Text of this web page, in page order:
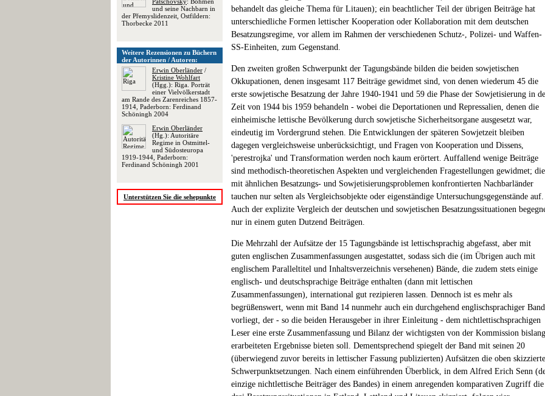
und seine Nachbarn in
der Přemyslidenzeit, Ostfildern:
Thorbecke 2011
Weitere Rezensionen zu Büchern
der Autorinnen / Autoren:
Erwin Oberländer /
Kristine Wohlfart
(Hgg.): Riga. Porträt
einer Vielvölkerstadt
am Rande des Zarenreiches 1857-
1914, Paderborn: Ferdinand
Schöningh 2004
Erwin Oberländer
(Hg.): Autoritäre
Regime in Ostmittel-
und Südosteuropa
1919-1944, Paderborn:
Ferdinand Schöningh 2001
Unterstützen Sie die sehepunkte
behandelt das gleiche Thema für Litauen); ein beachtlicher Teil der übrigen Beiträge hat
unterschiedliche Formen lettischer Kooperation oder Kollaboration mit dem deutschen
Besatzungsregime, vor allem im Rahmen der verschiedenen Schutz-, Polizei- und Waffen-
SS-Einheiten, zum Gegenstand.
Den zweiten großen Schwerpunkt der Tagungsbände bilden die beiden sowjetischen
Okkupationen, denen insgesamt 117 Beiträge gewidmet sind, von denen wiederum 45 die
erste sowjetische Besatzung der Jahre 1940-1941 und 59 die Phase der Sowjetisierung in
Zeit von 1944 bis 1959 behandeln - wobei die Deportationen und Repressalien, denen die
einheimische lettische Bevölkerung durch sowjetische Sicherheitsorgane ausgesetzt war,
eindeutig im Vordergrund stehen. Die Entwicklungen der späteren Sowjetzeit bleiben
dagegen vergleichsweise unberücksichtigt, und Fragen von Kooperation und Dissens,
'perestrojka' und Transformation werden noch kaum erörtert. Auffallend wenige Beiträge
sind methodisch-theoretischen Aspekten und vergleichenden Fragestellungen gewidmet; die
mit ähnlichen Besatzungs- und Sowjetisierungsproblemen konfrontierten Nachbarländer
tauchen nur selten als Vergleichsobjekte oder eigenständige Untersuchungsgegenstände auf.
Auch der explizite Vergleich der deutschen und sowjetischen Besatzungssituationen
nur in einem guten Dutzend Beiträgen.
Die Mehrzahl der Aufsätze der 15 Tagungsbände ist lettischsprachig abgefasst, aber mit
guten englischen Zusammenfassungen ausgestattet, sodass sich die (im Übrigen auch mit
englischem Paralleltitel und Inhaltsverzeichnis versehenen) Bände, die zudem stets einige
englisch- und deutschsprachige Beiträge enthalten (dann mit lettischen
Zusammenfassungen), international gut rezipieren lassen. Dennoch ist es mehr als
begrüßenswert, wenn mit Band 14 nunmehr auch ein durchgehend englischsprachiger Band
vorliegt, der - so die beiden Herausgeber in ihrer Einleitung - dem nichtlettischsprachigen
Leser eine erste Zusammenfassung und Bilanz der wichtigsten von der Kommission bislang
erarbeiteten Ergebnisse bieten soll. Dementsprechend spiegelt der Band mit seinen 20
(überwiegend zuvor bereits in lettischer Fassung publizierten) Aufsätzen die oben
Schwerpunktsetzungen. Nach einem einführenden Überblick, in dem Alfred Erich Senn
einzige nichtlettische Beiträger des Bandes) in einem anregenden komparativen Zugriff die